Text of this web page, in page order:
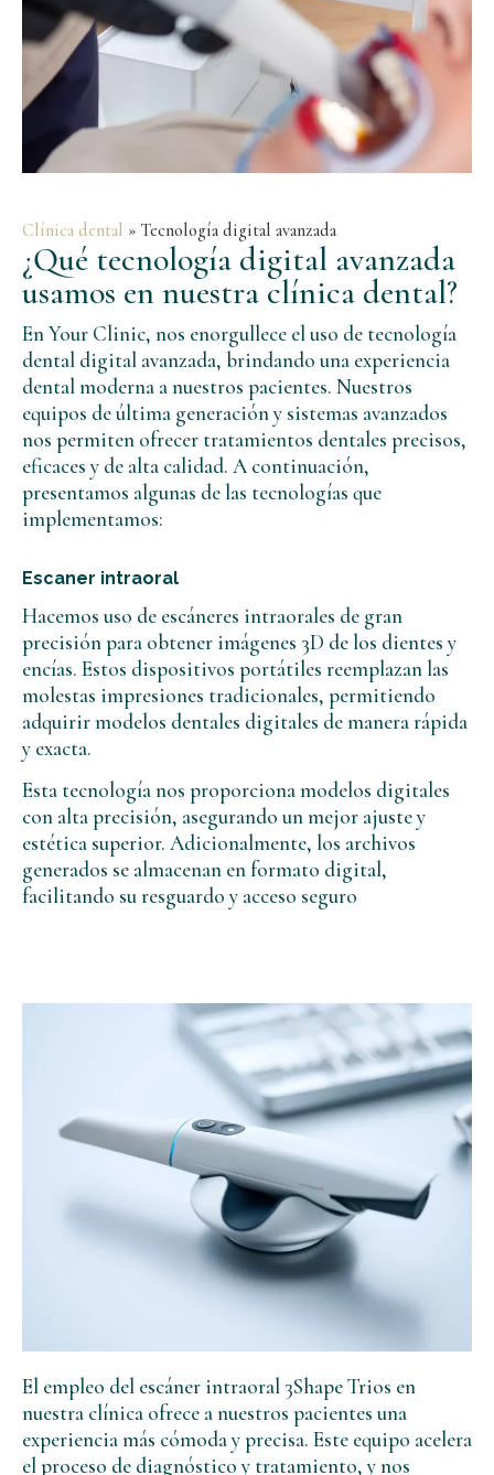
Clínica dental » Tecnología digital avanzada
¿Qué tecnología digital avanzada
usamos en nuestra clínica dental?
En Your Clinic, nos enorgullece el uso de tecnología
dental digital avanzada, brindando una experiencia
dental moderna a nuestros pacientes. Nuestros
equipos de última generación y sistemas avanzados
nos permiten ofrecer tratamientos dentales precisos,
eficaces y de alta calidad. A continuación,
presentamos algunas de las tecnologías que
implementamos:
Escaner intraoral
Hacemos uso de escáneres intraorales de gran
precisión para obtener imágenes 3D de los dientes y
encías. Estos dispositivos portátiles reemplazan las
molestas impresiones tradicionales, permitiendo
adquirir modelos dentales digitales de manera rápida
y exacta.
Esta tecnología nos proporciona modelos digitales
con alta precisión, asegurando un mejor ajuste y
estética superior. Adicionalmente, los archivos
generados se almacenan en formato digital,
facilitando su resguardo y acceso seguro
El empleo del escáner intraoral 3Shape Trios en
nuestra clínica ofrece a nuestros pacientes una
experiencia más cómoda y precisa. Este equipo acelera
el proceso de diagnóstico y tratamiento, y nos